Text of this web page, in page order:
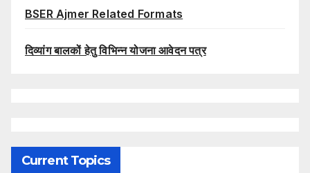
BSER Ajmer Related Formats
दिव्यांग बालकों हेतु विभिन्न योजना आवेदन पत्र
Current Topics